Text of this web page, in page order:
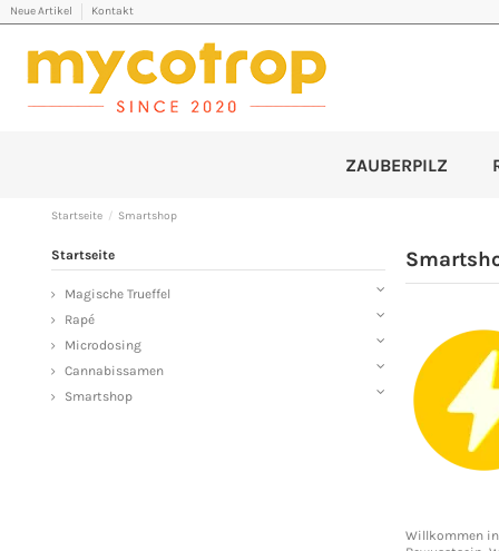
Neue Artikel Kontakt
ZAUBERPILZ
Startseite Smartshop
Willkommen
Startseite
Magische Trueffel
Rapé
Microdosing
Cannabissamen
Smartshop